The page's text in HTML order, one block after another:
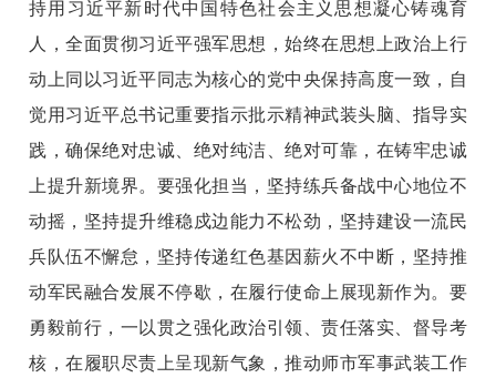
持用习近平新时代中国特色社会主义思想凝心铸魂育
人，全面贯彻习近平强军思想，始终在思想上政治上行
动上同以习近平同志为核心的党中央保持高度一致，自
觉用习近平总书记重要指示批示精神武装头脑、指导实
践，确保绝对忠诚、绝对纯洁、绝对可靠，在铸牢忠诚
上提升新境界。要强化担当，坚持练兵备战中心地位不
动摇，坚持提升维稳戍边能力不松劲，坚持建设一流民
兵队伍不懈怠，坚持传递红色基因薪火不中断，坚持推
动军民融合发展不停歇，在履行使命上展现新作为。要
勇毅前行，一以贯之强化政治引领、责任落实、督导考
核，在履职尽责上呈现新气象，推动师市军事武装工作